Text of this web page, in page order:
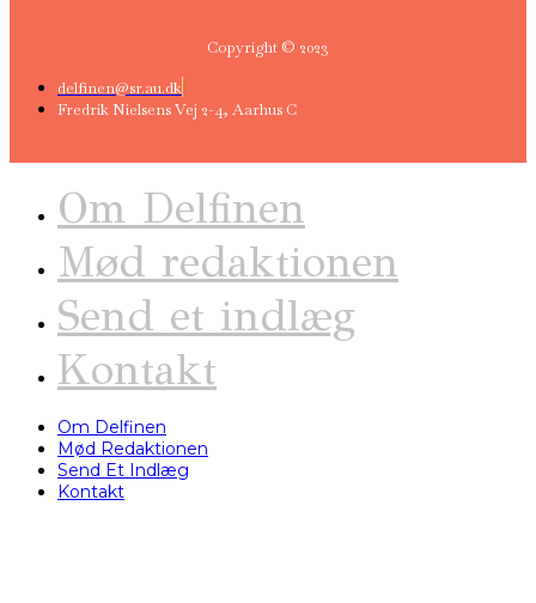
Copyright © 2023
delfinen@sr.au.dk
Fredrik Nielsens Vej 2-4, Aarhus C
Om Delfinen
Mød redaktionen
Send et indlæg
Kontakt
Om Delfinen
Mød Redaktionen
Send Et Indlæg
Kontakt